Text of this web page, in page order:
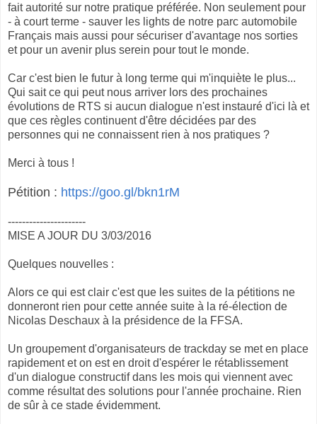
fait autorité sur notre pratique préférée. Non seulement pour
- à court terme - sauver les lights de notre parc automobile
Français mais aussi pour sécuriser d'avantage nos sorties
et pour un avenir plus serein pour tout le monde.
Car c'est bien le futur à long terme qui m'inquiète le plus...
Qui sait ce qui peut nous arriver lors des prochaines
évolutions de RTS si aucun dialogue n'est instauré d'ici là et
que ces règles continuent d'être décidées par des
personnes qui ne connaissent rien à nos pratiques ?
Merci à tous !
Pétition : https://goo.gl/bkn1rM
----------------------
MISE A JOUR DU 3/03/2016
Quelques nouvelles :
Alors ce qui est clair c'est que les suites de la pétitions ne
donneront rien pour cette année suite à la ré-élection de
Nicolas Deschaux à la présidence de la FFSA.
Un groupement d'organisateurs de trackday se met en place
rapidement et on est en droit d'espérer le rétablissement
d'un dialogue constructif dans les mois qui viennent avec
comme résultat des solutions pour l'année prochaine. Rien
de sûr à ce stade évidemment.